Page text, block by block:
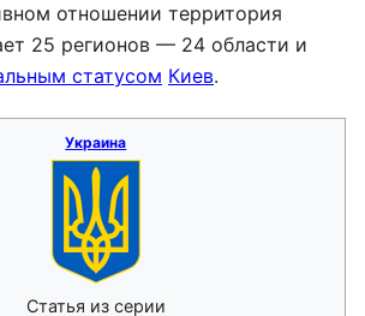
отношении территория
25 регионов — 24 области и
статусом Киев.
Украина
Статья из серии